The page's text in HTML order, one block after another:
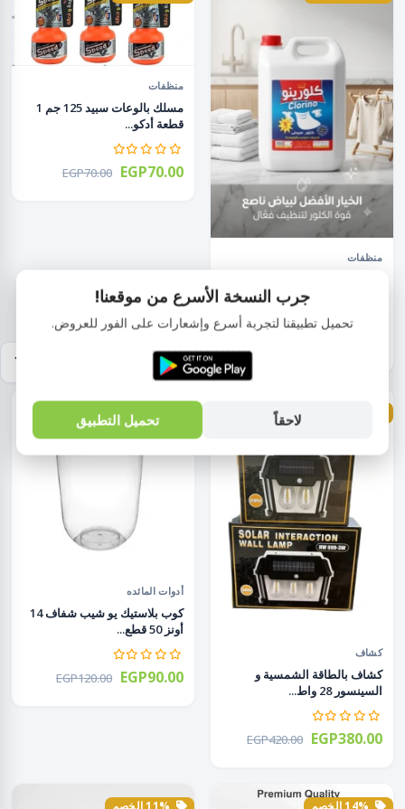
منظفات
منظفات
مسلك بالوعات سبيد 125 جم 1
قطعة أدكو...
EGP70.00 EGP70.00
متبقى 2 قطع
كشاف
كشاف بالطاقة الشمسية و
السينسور 28 واط...
EGP420.00 EGP380.00
أدوات المائده
كوب بلاستيك يو شيب شفاف 14
أونز 50 قطع...
EGP120.00 EGP90.00
جرب النسخة الأسرع من موقعنا!
تحميل تطبيقنا لتجربة أسرع وإشعارات على الفور للعروض.
لاحقاً تحميل التطبيق